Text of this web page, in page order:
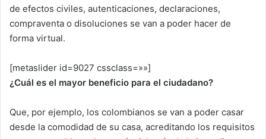
de efectos civiles, autenticaciones, declaraciones,
compraventa o disoluciones se van a poder hacer de
forma virtual.
[metaslider id=9027 cssclass=»»]
¿Cuál es el mayor beneficio para el ciudadano?
Que, por ejemplo, los colombianos se van a poder casar
desde la comodidad de su casa, acreditando los requisitos